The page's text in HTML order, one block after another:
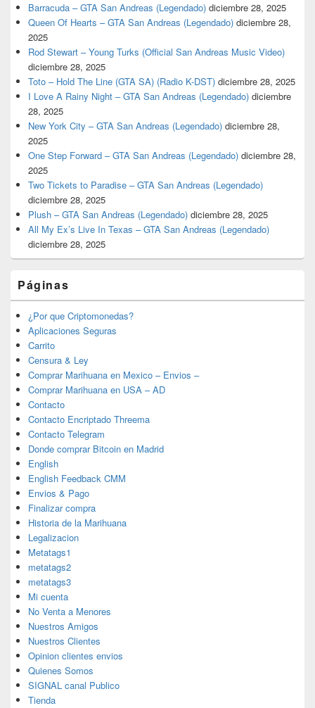
Barracuda – GTA San Andreas (Legendado) diciembre 28, 2025
Queen Of Hearts – GTA San Andreas (Legendado) diciembre 28,
2025
Rod Stewart – Young Turks (Official San Andreas Music Video)
diciembre 28, 2025
Toto – Hold The Line (GTA SA) (Radio K-DST) diciembre 28, 2025
I Love A Rainy Night – GTA San Andreas (Legendado) diciembre
28, 2025
New York City – GTA San Andreas (Legendado) diciembre 28,
2025
One Step Forward – GTA San Andreas (Legendado) diciembre 28,
2025
Two Tickets to Paradise – GTA San Andreas (Legendado)
diciembre 28, 2025
Plush – GTA San Andreas (Legendado) diciembre 28, 2025
All My Ex’s Live In Texas – GTA San Andreas (Legendado)
diciembre 28, 2025
Páginas
¿Por que Criptomonedas?
Aplicaciones Seguras
Carrito
Censura & Ley
Comprar Marihuana en Mexico – Envios –
Comprar Marihuana en USA – AD
Contacto
Contacto Encriptado Threema
Contacto Telegram
Donde comprar Bitcoin en Madrid
English
English Feedback CMM
Envios & Pago
Finalizar compra
Historia de la Marihuana
Legalizacion
Metatags1
metatags2
metatags3
Mi cuenta
No Venta a Menores
Nuestros Amigos
Nuestros Clientes
Opinion clientes envios
Quienes Somos
SIGNAL canal Publico
Tienda